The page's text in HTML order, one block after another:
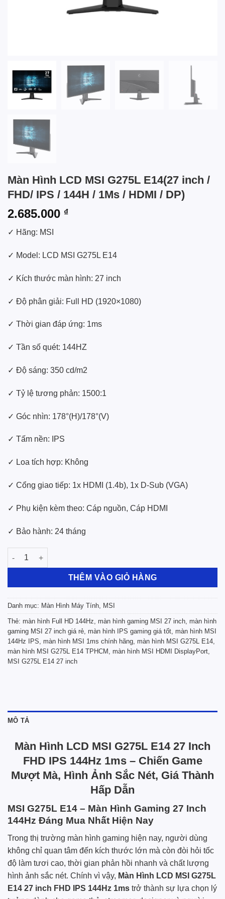
Màn Hình LCD MSI G275L E14(27 inch /
FHD/ IPS / 144H / 1Ms / HDMI / DP)
2.685.000 ₫
✓ Hãng: MSI
✓ Model: LCD MSI G275L E14
✓ Kích thước màn hình: 27 inch
✓ Độ phân giải: Full HD (1920×1080)
✓ Thời gian đáp ứng: 1ms
✓ Tần số quét: 144HZ
✓ Độ sáng: 350 cd/m2
✓ Tỷ lệ tương phản: 1500:1
✓ Góc nhìn: 178°(H)/178°(V)
✓ Tấm nền: IPS
✓ Loa tích hợp: Không
✓ Cổng giao tiếp: 1x HDMI (1.4b), 1x D-Sub (VGA)
✓ Phụ kiện kèm theo: Cáp nguồn, Cáp HDMI
✓ Bảo hành: 24 tháng
Màn Hình LCD MSI G275L E14(27 inch / FHD/ IPS / 144H / 1Ms
THÊM VÀO GIỎ HÀNG
Danh mục: Màn Hình Máy Tính, MSI
Thẻ: màn hình Full HD 144Hz, màn hình gaming MSI 27 inch, màn hình
gaming MSI 27 inch giá rẻ, màn hình IPS gaming giá tốt, màn hình MSI
144Hz IPS, màn hình MSI 1ms chính hãng, màn hình MSI G275L E14,
màn hình MSI G275L E14 TPHCM , màn hình MSI HDMI DisplayPort,
MSI G275L E14 27 inch
MÔ TẢ
Màn Hình LCD MSI G275L E14 27 Inch
FHD IPS 144Hz 1ms – Chiến Game
Mượt Mà, Hình Ảnh Sắc Nét, Giá Thành
Hấp Dẫn
MSI G275L E14 – Màn Hình Gaming 27 Inch
144Hz Đáng Mua Nhất Hiện Nay
Trong thị trường màn hình gaming hiện nay, người dùng
không chỉ quan tâm đến kích thước lớn mà còn đòi hỏi tốc
độ làm tươi cao, thời gian phản hồi nhanh và chất lượng
hình ảnh sắc nét. Chính vì vậy, Màn Hình LCD MSI G275L
E14 27 inch FHD IPS 144Hz 1ms trở thành sự lựa chọn lý